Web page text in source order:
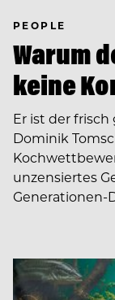
PEOPLE
Warum
keine
Er ist der frisch
Dominik
unzensiertes
Generationen-